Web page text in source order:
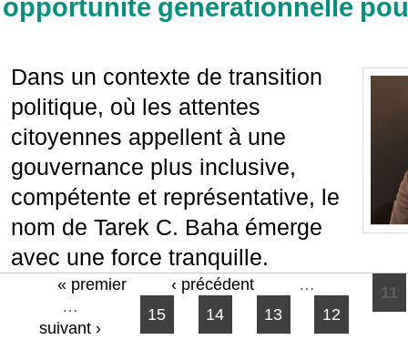
opportunité générationnelle
Dans un contexte de transition
politique, où les attentes
citoyennes appellent à une
gouvernance plus inclusive,
compétente et représentative, le
nom de Tarek C. Baha émerge
avec une force tranquille.
« premier ‹ précédent …
11
12
13
14
15
…
suivant ›